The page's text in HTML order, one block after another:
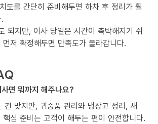
도를 간단히 준비해두면 하차 후 정리가 훨
되지만, 이사 당일은 시간이 촉박해지기 쉬
저 확정해두면 만족도가 올라갑니다.
면 뭐까지 해주나요?
건 맞지만, 귀중품 관리와 냉장고 정리, 새
심 준비는 고객이 해두는 편이 안전합니다.